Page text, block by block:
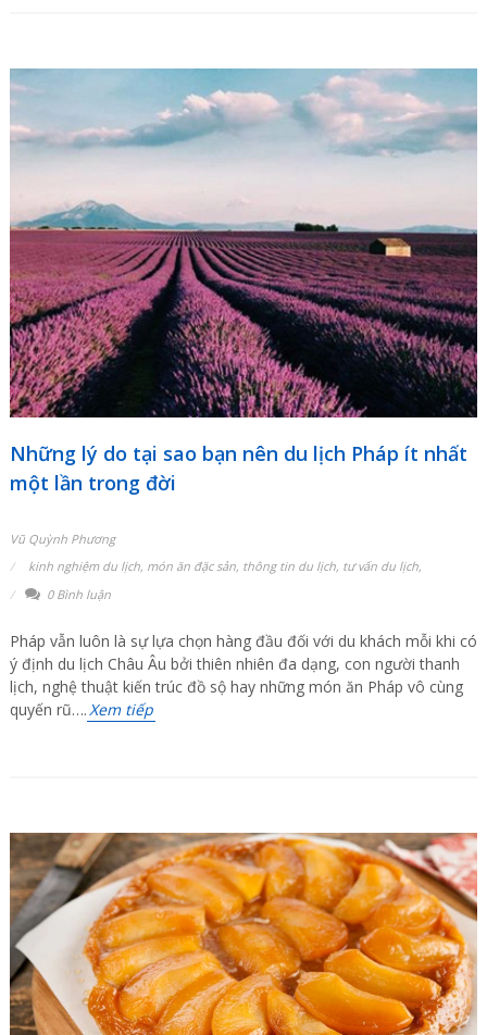
Những lý do tại sao bạn nên du lịch Pháp ít nhất
một lần trong đời
Vũ Quỳnh Phương
kinh nghiệm du lịch, món ăn đặc sản, thông tin du lịch, tư vấn du lịch,
0 Bình luận
Pháp vẫn luôn là sự lựa chọn hàng đầu đối với du khách mỗi khi có
ý định du lịch Châu Âu bởi thiên nhiên đa dạng, con người thanh
lịch, nghệ thuật kiến trúc đồ sộ hay những món ăn Pháp vô cùng
quyến rũ….Xem tiếp